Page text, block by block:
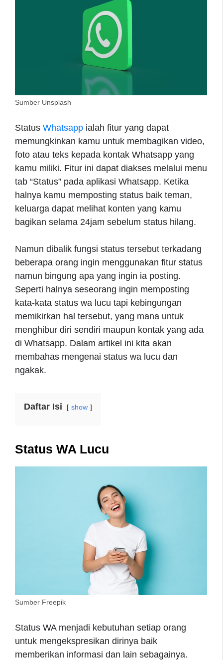
Sumber Unsplash
Status Whatsapp ialah fitur yang dapat
memungkinkan kamu untuk membagikan video,
foto atau teks kepada kontak Whatsapp yang
kamu miliki. Fitur ini dapat diakses melalui menu
tab “Status” pada aplikasi Whatsapp. Ketika
halnya kamu memposting status baik teman,
keluarga dapat melihat konten yang kamu
bagikan selama 24jam sebelum status hilang.
Namun dibalik fungsi status tersebut terkadang
beberapa orang ingin menggunakan fitur status
namun bingung apa yang ingin ia posting.
Seperti halnya seseorang ingin memposting
kata-kata status wa lucu tapi kebingungan
memikirkan hal tersebut, yang mana untuk
menghibur diri sendiri maupun kontak yang ada
di Whatsapp. Dalam artikel ini kita akan
membahas mengenai status wa lucu dan
ngakak.
Daftar Isi show
Status WA Lucu
Sumber Freepik
Status WA menjadi kebutuhan setiap orang
untuk mengekspresikan dirinya baik
memberikan informasi dan lain sebagainya.